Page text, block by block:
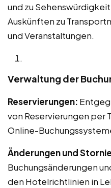
und zu
Auskünften zu
und Veranstaltungen.
Verwaltung der
Reservierungen:
von Reservierungen per
Online-
Änderungen und
Buchungsänderungen
den Hotelrichtlinien in